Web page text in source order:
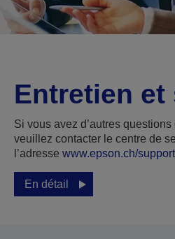
Entretien
Si vous avez d’autres
veuillez contacter le centre de
l’adresse www.epson.ch/support
En détail